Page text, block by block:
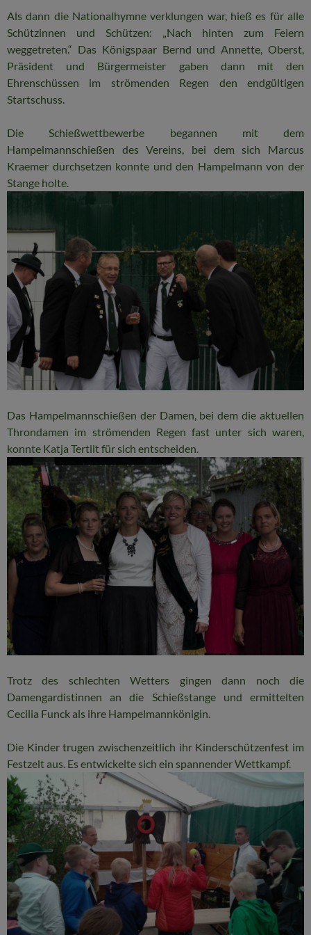
Als dann die Nationalhymne verklungen war, hieß es für alle
Schützinnen und Schützen: „Nach hinten zum Feiern
weggetreten.“ Das Königspaar Bernd und Annette, Oberst,
Präsident und Bürgermeister gaben dann mit den
Ehrenschüssen im strömenden Regen den endgültigen
Startschuss.
Die Schießwettbewerbe begannen mit dem
Hampelmannschießen des Vereins, bei dem sich Marcus
Kraemer durchsetzen konnte und den Hampelmann von der
Stange holte.
Das Hampelmannschießen der Damen, bei dem die aktuellen
Throndamen im strömenden Regen fast unter sich waren,
konnte Katja Tertilt für sich entscheiden.
Trotz des schlechten Wetters gingen dann noch die
Damengardistinnen an die Schießstange und ermittelten
Cecilia Funck als ihre Hampelmannkönigin.
Die Kinder trugen zwischenzeitlich ihr Kinderschützenfest im
Festzelt aus. Es entwickelte sich ein spannender Wettkampf.